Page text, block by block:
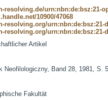
resolving.de/urn:nbn:de:bsz:21-
10900/47068
resolving.org/urn:nbn:de:bsz:21-
resolving.org/urn:nbn:de:bsz:21-
Artikel
Neofilologiczny, Band 28, 1981, S.
Fakultät